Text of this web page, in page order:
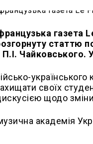
газета
статтю
П.І.
своїх
щодо
академія